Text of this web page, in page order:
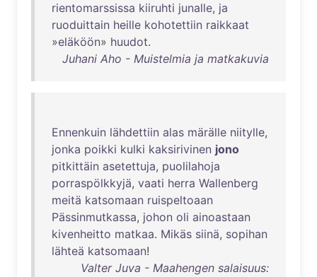
rientomarssissa kiiruhti junalle, ja
ruoduittain heille kohotettiin raikkaat
»eläköön» huudot.
Juhani Aho - Muistelmia ja matkakuvia
Ennenkuin lähdettiin alas märälle niitylle,
jonka poikki kulki kaksirivinen jono
pitkittäin asetettuja, puolilahoja
porraspölkkyjä, vaati herra Wallenberg
meitä katsomaan ruispeltoaan
Pässinmutkassa, johon oli ainoastaan
kivenheitto matkaa. Mikäs siinä, sopihan
lähteä katsomaan!
Valter Juva - Maahengen salaisuus: